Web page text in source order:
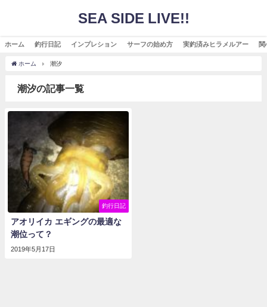
SEA SIDE LIVE!!
ホーム 釣行日記 インプレション サーフの始め方 実釣済みヒラメルアー 関
ホーム 潮汐
潮汐の記事一覧
釣行日記
アオリイカ エギングの最適な
潮位って？
2019年5月17日